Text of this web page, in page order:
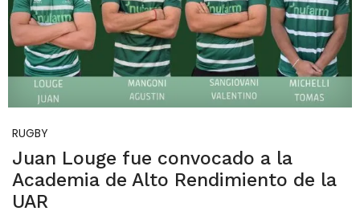
RUGBY
Juan Louge fue convocado a la
Academia de Alto Rendimiento de la
UAR